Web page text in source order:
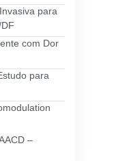
para
com Dor
para
–